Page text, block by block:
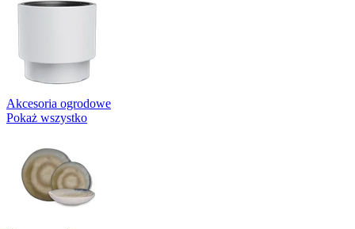
Akcesoria ogrodowe
Pokaż wszystko